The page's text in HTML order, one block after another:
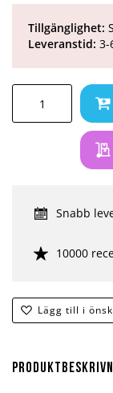
Lägg till i
Tillgänglighet:
Leveranstid: 3-
Snabb
10000